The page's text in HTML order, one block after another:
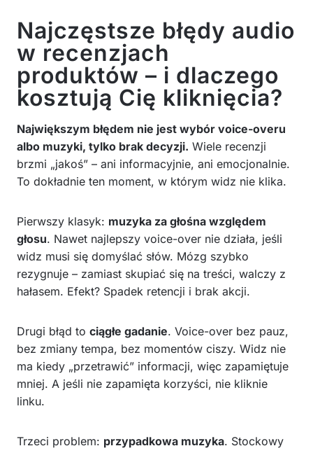
Najczęstsze błędy audio
w recenzjach
produktów – i dlaczego
kosztują Cię kliknięcia?
Największym błędem nie jest wybór voice-overu
albo muzyki, tylko brak decyzji. Wiele recenzji
brzmi „jakoś” – ani informacyjnie, ani emocjonalnie.
To dokładnie ten moment, w którym widz nie klika.
Pierwszy klasyk: muzyka za głośna względem
głosu. Nawet najlepszy voice-over nie działa, jeśli
widz musi się domyślać słów. Mózg szybko
rezygnuje – zamiast skupiać się na treści, walczy z
hałasem. Efekt? Spadek retencji i brak akcji.
Drugi błąd to ciągłe gadanie. Voice-over bez pauz,
bez zmiany tempa, bez momentów ciszy. Widz nie
ma kiedy „przetrawić” informacji, więc zapamiętuje
mniej. A jeśli nie zapamięta korzyści, nie kliknie
linku.
Trzeci problem: przypadkowa muzyka. Stockowy